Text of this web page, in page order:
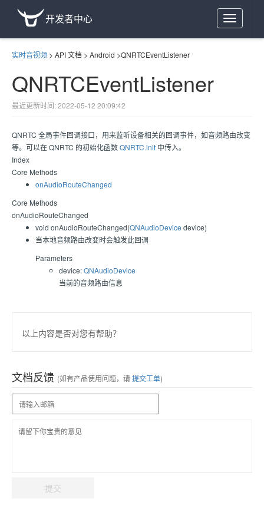
Toggle
navigation
开发者中心
实时音视频 > API 文档 > Android >QNRTCEventListener
QNRTCEventListener
最近更新时间: 2022-05-12 20:09:42
QNRTC 全局事件回调接口，用来监听设备相关的回调事件，如音频路由改变
等。可以在 QNRTC 的初始化函数QNRTC.init 中传入。
Index
Core Methods
onAudioRouteChanged
Core Methods
onAudioRouteChanged
void onAudioRouteChanged(QNAudioDevice device)
当本地音频路由改变时会触发此回调
Parameters
device:QNAudioDevice
当前的音频路由信息
以上内容是否对您有帮助？
文档反馈 (如有产品使用问题，请提交工单)
提交